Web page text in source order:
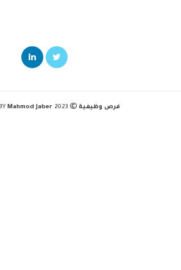
فرص وظيفية Mahmod Jaber